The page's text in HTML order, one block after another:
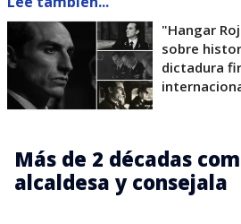
"Hangar
sobre
dictadura
Más de 2 décadas
alcaldesa y consejala